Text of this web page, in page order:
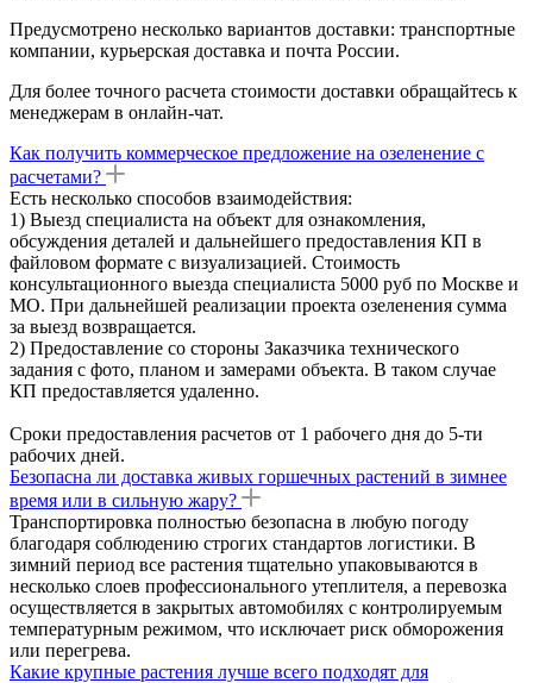
Предусмотрено несколько вариантов доставки: транспортные
компании, курьерская доставка и почта России.
Для более точного расчета стоимости доставки обращайтесь к
менеджерам в онлайн-чат.
Как получить коммерческое предложение на озеленение с
расчетами?
Есть несколько способов взаимодействия:
1) Выезд специалиста на объект для ознакомления,
обсуждения деталей и дальнейшего предоставления КП в
файловом формате с визуализацией. Стоимость
консультационного выезда специалиста 5000 руб по Москве и
МО. При дальнейшей реализации проекта озеленения сумма
за выезд возвращается.
2) Предоставление со стороны Заказчика технического
задания с фото, планом и замерами объекта. В таком случае
КП предоставляется удаленно.
Сроки предоставления расчетов от 1 рабочего дня до 5-ти
рабочих дней.
Безопасна ли доставка живых горшечных растений в зимнее
время или в сильную жару?
Транспортировка полностью безопасна в любую погоду
благодаря соблюдению строгих стандартов логистики. В
зимний период все растения тщательно упаковываются в
несколько слоев профессионального утеплителя, а перевозка
осуществляется в закрытых автомобилях с контролируемым
температурным режимом, что исключает риск обморожения
или перегрева.
Какие крупные растения лучше всего подходят для